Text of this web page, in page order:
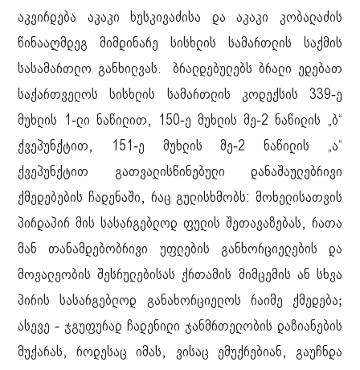
აკვირდება აკაკი ხუსკივაძისა და აკაკი კობალაძის
წინააღმდეგ მიმდინარე სისხლის სამართლის საქმის
სასამართლო განხილვას. ბრალდებულებს ბრალი ედებათ
საქართველოს სისხლის სამართლის კოდექსის 339-ე
მუხლის 1-ლი ნაწილით, 150-ე მუხლის მე-2 ნაწილის „ბ“
ქვეპუნქტით, 151-ე მუხლის მე-2 ნაწილის „ა“
ქვეპუნქტით გათვალისწინებული დანაშაულებრივი
ქმედებების ჩადენაში, რაც გულისხმობს: მოხელისათვის
პირდაპირ მის სასარგებლოდ ფულის შეთავაზებას, რათა
მან თანამდებობრივი უფლების განხორციელების და
მოვალეობის შესრულებისას ქრთამის მიმცემის ან სხვა
პირის სასარგებლოდ განახორციელოს რაიმე ქმედება;
ასევე - ჯგუფურად ჩადენილი ჯანმრთელობის დაზიანების
მუქარას, როდესაც იმას, ვისაც ემუქრებიან, გაუჩნდა